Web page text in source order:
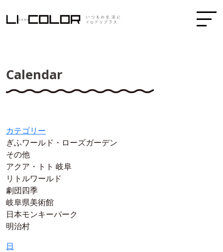
Calendar
カテゴリー
ぎふワールド・ローズガーデン
その他
アクア・トト 岐阜
リトルワールド
劇団四季
岐阜県美術館
日本モンキーパーク
明治村
日